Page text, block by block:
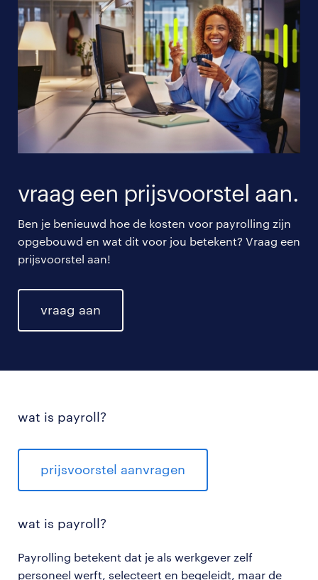
vraag een prijsvoorstel aan.
Ben je benieuwd hoe de kosten voor payrolling zijn
opgebouwd en wat dit voor jou betekent? Vraag een
prijsvoorstel aan!
vraag aan
wat is payroll?
prijsvoorstel aanvragen
wat is payroll?
Payrolling betekent dat je als werkgever zelf
personeel werft, selecteert en begeleidt, maar de